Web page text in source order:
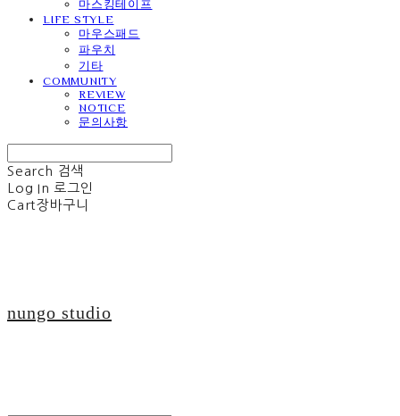
마스킹테이프
LIFE STYLE
마우스패드
파우치
기타
COMMUNITY
REVIEW
NOTICE
문의사항
Search 검색
Log In 로그인
Cart장바구니
nungo studio